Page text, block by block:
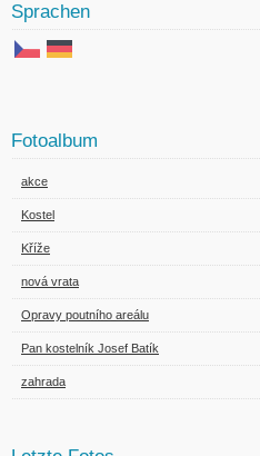
Sprachen
Fotoalbum
akce
Kostel
Kříže
nová vrata
Opravy poutního areálu
Pan kostelník Josef Batík
zahrada